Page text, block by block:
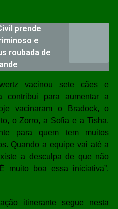
prende
e
roubada de
vacinou sete cães e
contribui para aumentar a
vacinaram o Bradock, o
o Zorro, a Sofia e a Tisha.
para quem tem muitos
Quando a equipe vai até a
a desculpa de que não
muito boa essa iniciativa”,
itinerante segue nesta